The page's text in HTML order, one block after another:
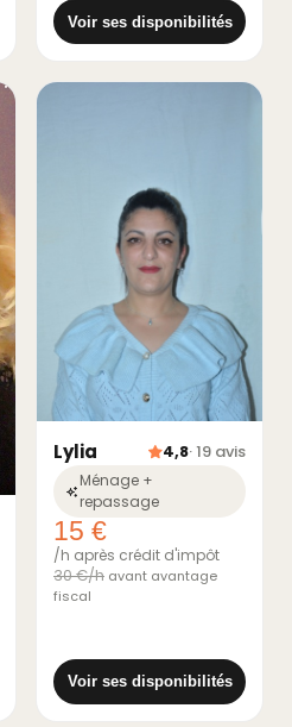
Voir ses disponibilités
Lylia 4,8· 19 avis
Ménage +
repassage
15 €
/h après crédit d'impôt
30 €/h avant avantage
fiscal
Voir ses disponibilités